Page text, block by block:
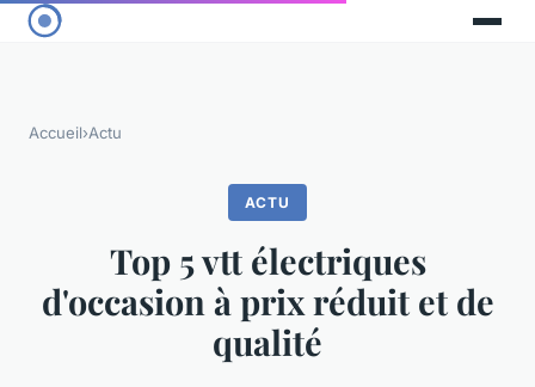
Accueil›Actu
ACTU
Top 5 vtt électriques
d'occasion à prix réduit et de
qualité